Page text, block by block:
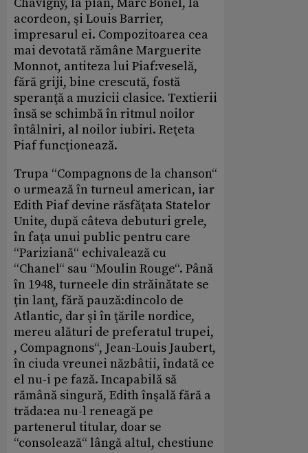
acordeon, şi Louis Barrier,
impresarul ei. Compozitoarea cea
mai devotată rămâne Marguerite
Monnot, antiteza lui Piaf:veselă,
fără griji, bine crescută, fostă
speranţă a muzicii clasice. Textierii
însă se schimbă în ritmul noilor
întâlniri, al noilor iubiri. Reţeta
Piaf funcţionează.
Trupa “Compagnons de la chanson“
o urmează în turneul american, iar
Edith Piaf devine răsfăţata Statelor
Unite, după câteva debuturi grele,
în faţa unui public pentru care
“Pariziană“ echivalează cu
“Chanel“ sau “Moulin Rouge“. Până
în 1948, turneele din străinătate se
ţin lanţ, fără pauză:dincolo de
Atlantic, dar şi în ţările nordice,
mereu alături de preferatul trupei,
, Compagnons“, Jean-Louis Jaubert,
în ciuda vreunei năzbâtii, îndată ce
el nu-i pe fază. Incapabilă să
rămână singură, Edith înşală fără a
trăda:ea nu-l reneagă pe
partenerul titular, doar se
“consolează“ lângă altul, chestiune